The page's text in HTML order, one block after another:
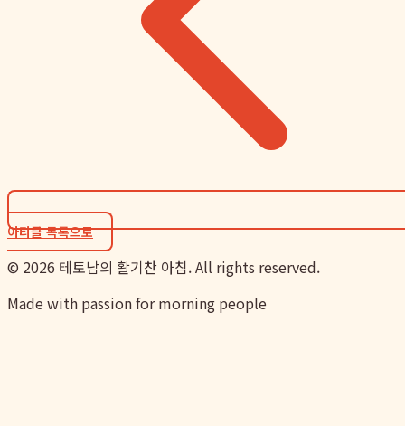
아티클 목록으로
© 2026 테토남의 활기찬 아침. All rights reserved.
Made with passion for morning people